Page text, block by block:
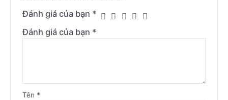
Đánh giá của bạn *
Đánh giá của bạn *
Tên *